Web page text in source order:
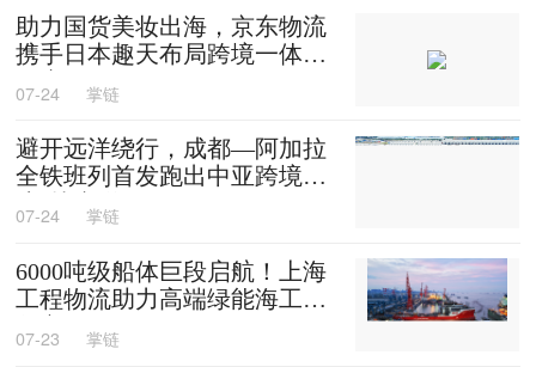
助力国货美妆出海，京东物流
携手日本趣天布局跨境一体化
07-24 掌链
避开远洋绕行，成都—阿加拉
全铁班列首发跑出中亚跨境物
流“快车道”
07-24 掌链
6000吨级船体巨段启航！上海
工程物流助力高端绿能海工装
07-23 掌链